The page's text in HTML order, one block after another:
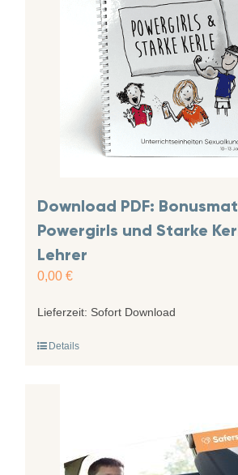
Download PDF:
Powergirls und Starke
Lehrer
0,00 €
Lieferzeit: Sofort Download
Details